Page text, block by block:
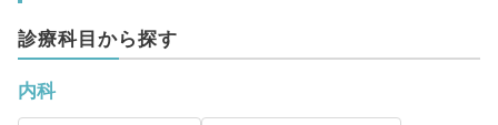
診療科目から探す
内科